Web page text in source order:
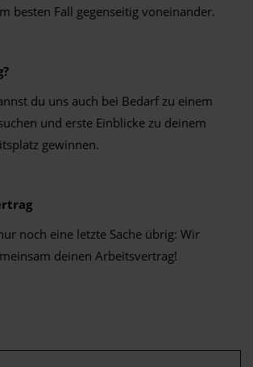
besten Fall gegenseitig voneinander.
du uns auch bei Bedarf zu einem
und erste Einblicke zu deinem
gewinnen.
noch eine letzte Sache übrig: Wir
deinen Arbeitsvertrag!